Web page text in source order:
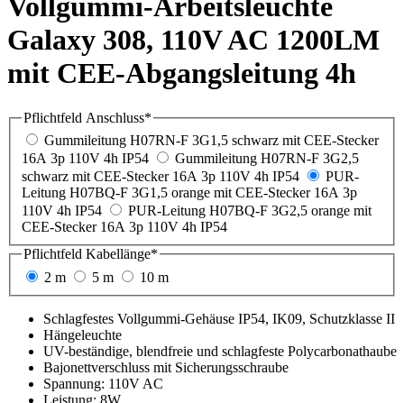
Vollgummi-Arbeitsleuchte
Galaxy 308, 110V AC 1200LM
mit CEE-Abgangsleitung 4h
Pflichtfeld Anschluss*
Gummileitung H07RN-F 3G1,5 schwarz mit CEE-Stecker
16A 3p 110V 4h IP54
Gummileitung H07RN-F 3G2,5
schwarz mit CEE-Stecker 16A 3p 110V 4h IP54
PUR-
Leitung H07BQ-F 3G1,5 orange mit CEE-Stecker 16A 3p
110V 4h IP54
PUR-Leitung H07BQ-F 3G2,5 orange mit
CEE-Stecker 16A 3p 110V 4h IP54
Pflichtfeld Kabellänge*
2 m
5 m 10 m
Schlagfestes Vollgummi-Gehäuse IP54, IK09, Schutzklasse II
Hängeleuchte
UV-beständige, blendfreie und schlagfeste Polycarbonathaube
Bajonettverschluss mit Sicherungsschraube
Spannung: 110V AC
Leistung: 8W